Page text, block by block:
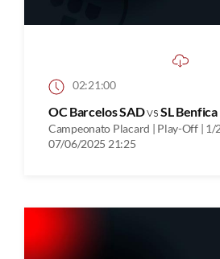
02:21:00
OC Barcelos SADvsSL Benfica
Campeonato Placard | Play-Off | 1/
07/06/2025 21:25